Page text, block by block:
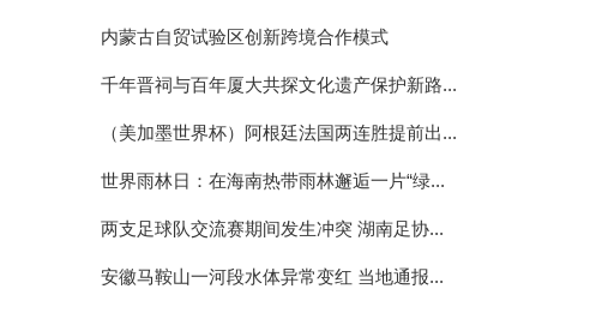
内蒙古自贸试验区创新跨境合作模式
千年晋祠与百年厦大共探文化遗产保护新路...
（美加墨世界杯）阿根廷法国两连胜提前出...
世界雨林日：在海南热带雨林邂逅一片“绿...
两支足球队交流赛期间发生冲突 湖南足协...
安徽马鞍山一河段水体异常变红 当地通报...